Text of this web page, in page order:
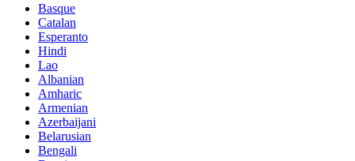
Basque
Catalan
Esperanto
Hindi
Lao
Albanian
Amharic
Armenian
Azerbaijani
Belarusian
Bengali